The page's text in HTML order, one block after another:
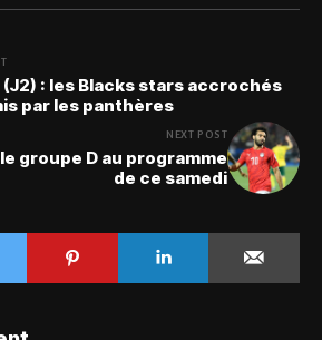
(J2) : les Blacks stars accrochés
par les panthères
NEXT POST
groupe D au programme
de ce samedi